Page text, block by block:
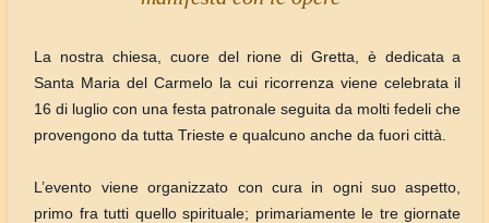
La nostra chiesa, cuore del rione di Gretta, è dedicata a
Santa Maria del Carmelo la cui ricorrenza viene celebrata il
16 di luglio con una festa patronale seguita da molti fedeli che
provengono da tutta Trieste e qualcuno anche da fuori città.
L’evento viene organizzato con cura in ogni suo aspetto,
primo fra tutti quello spirituale; primariamente le tre giornate